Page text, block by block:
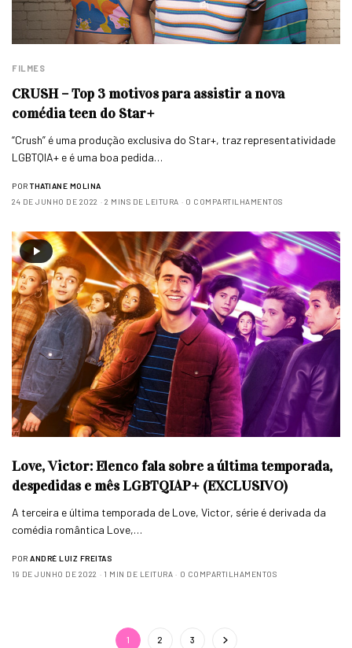
FILMES
CRUSH – Top 3 motivos para assistir a nova
comédia teen do Star+
“Crush” é uma produção exclusiva do Star+, traz representatividade
LGBTQIA+ e é uma boa pedida…
POR THATIANE MOLINA
24 DE JUNHO DE 2022
2 MINS DE LEITURA 0 COMPARTILHAMENTOS
Love, Victor: Elenco fala sobre a última temporada,
despedidas e mês LGBTQIAP+ (EXCLUSIVO)
A terceira e última temporada de Love, Victor, série é derivada da
comédia romântica Love,…
POR ANDRÉ LUIZ FREITAS
19 DE JUNHO DE 2022
1 MIN DE LEITURA 0 COMPARTILHAMENTOS
1 2 3